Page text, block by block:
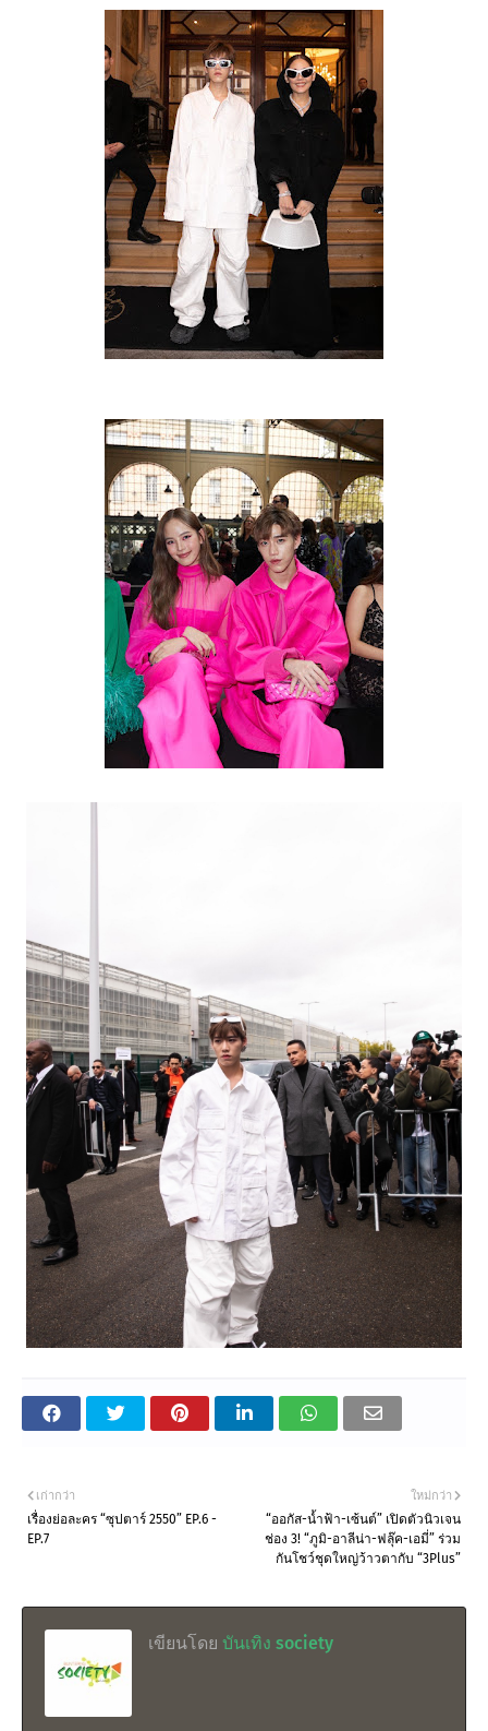
ใหม่กว่า
“ออกัส-น้ำฟ้า-เซ้นต์” เปิดตัวนิวเจน
ช่อง 3! “ภูมิ-อาลีน่า-ฟลุ๊ค-เอมี่” ร่วม
กันโชว์ชุดใหญ่ว้าวตากับ “3Plus”
เก่ากว่า
เรื่องย่อละคร “ซุปตาร์ 2550” EP.6 -
EP.7
เขียนโดย บันเทิง society